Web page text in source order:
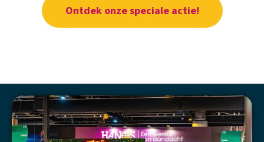
Ontdek onze speciale actie!